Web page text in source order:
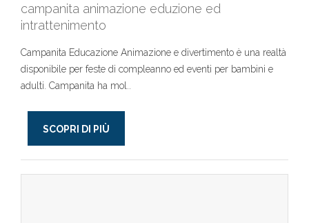
campanita animazione eduzione ed
intrattenimento
Campanita Educazione Animazione e divertimento è una realtà
disponibile per feste di compleanno ed eventi per bambini e
adulti. Campanita ha mol..
SCOPRI DI PIÙ